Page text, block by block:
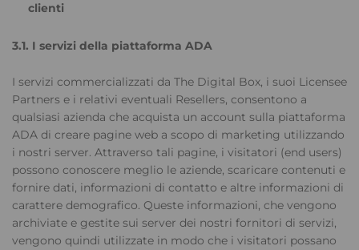
clienti
3.1. I servizi della piattaforma ADA
I servizi commercializzati da The Digital Box, i suoi Licensee
Partners e i relativi eventuali Resellers, consentono a
qualsiasi azienda che acquista un account sulla piattaforma
ADA di creare pagine web a scopo di marketing utilizzando
i nostri server. Attraverso tali pagine, i visitatori (end users)
possono conoscere meglio le aziende, scaricare contenuti e
fornire dati, informazioni di contatto e altre informazioni di
carattere demografico. Queste informazioni, che vengono
archiviate e gestite sui server dei nostri fornitori di servizi,
vengono quindi utilizzate in modo che i visitatori possano